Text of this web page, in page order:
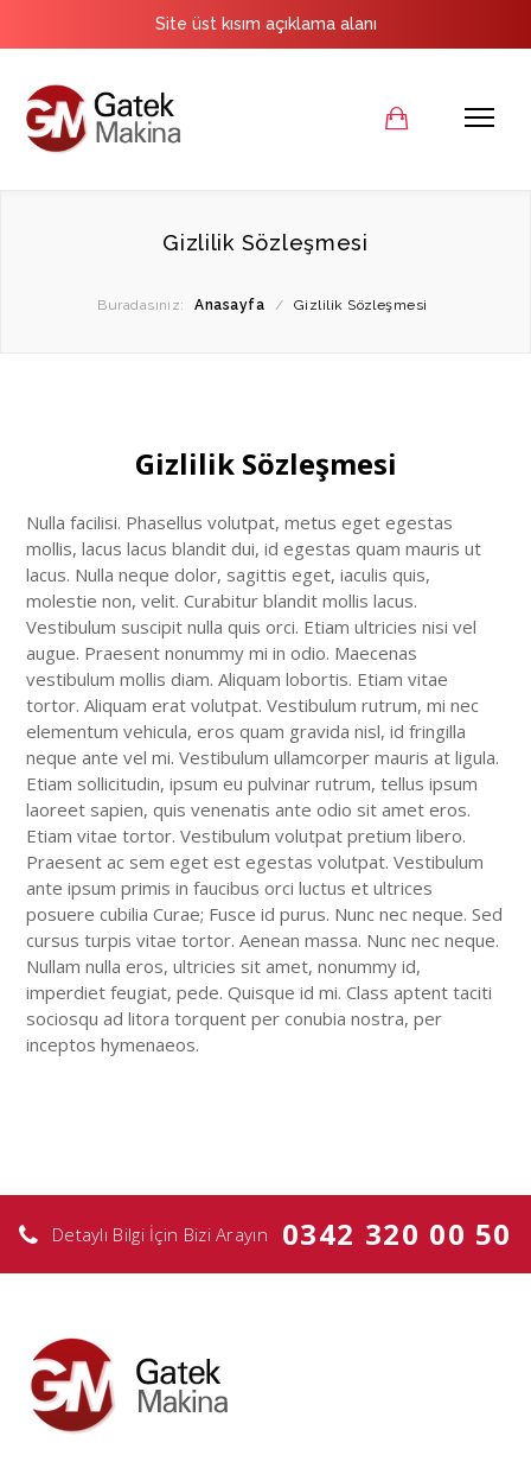
Site üst kısım açıklama alanı
Gizlilik Sözleşmesi
Buradasınız: Anasayfa / Gizlilik Sözleşmesi
Gizlilik Sözleşmesi
Nulla facilisi. Phasellus volutpat, metus eget egestas
mollis, lacus lacus blandit dui, id egestas quam mauris ut
lacus. Nulla neque dolor, sagittis eget, iaculis quis,
molestie non, velit. Curabitur blandit mollis lacus.
Vestibulum suscipit nulla quis orci. Etiam ultricies nisi vel
augue. Praesent nonummy mi in odio. Maecenas
vestibulum mollis diam. Aliquam lobortis. Etiam vitae
tortor. Aliquam erat volutpat. Vestibulum rutrum, mi nec
elementum vehicula, eros quam gravida nisl, id fringilla
neque ante vel mi. Vestibulum ullamcorper mauris at ligula.
Etiam sollicitudin, ipsum eu pulvinar rutrum, tellus ipsum
laoreet sapien, quis venenatis ante odio sit amet eros.
Etiam vitae tortor. Vestibulum volutpat pretium libero.
Praesent ac sem eget est egestas volutpat. Vestibulum
ante ipsum primis in faucibus orci luctus et ultrices
posuere cubilia Curae; Fusce id purus. Nunc nec neque. Sed
cursus turpis vitae tortor. Aenean massa. Nunc nec neque.
Nullam nulla eros, ultricies sit amet, nonummy id,
imperdiet feugiat, pede. Quisque id mi. Class aptent taciti
sociosqu ad litora torquent per conubia nostra, per
inceptos hymenaeos.
Detaylı Bilgi İçin Bizi Arayın 0342 320 00 50